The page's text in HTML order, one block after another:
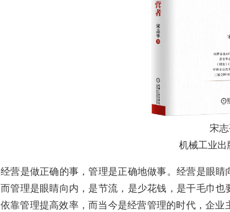
宋
机械工业出
经营是做正确的事，管理是正确地做事。经营是眼睛
而管理是眼睛向内，是节流，是少花钱，是干毛巾
依靠管理提高效率，而当今是经营管理的时代，企